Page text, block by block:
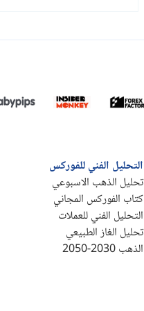
التحليل الفني للفوركس
تحليل الذهب الاسبوعي
كتاب الفوركس المجاني
التحليل الفني للعملات
تحليل الغاز الطبيعي
الذهب 2030-2050